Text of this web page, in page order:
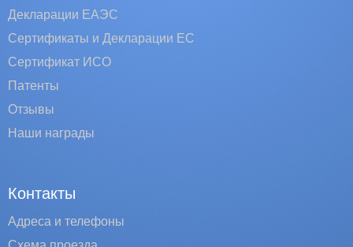
Декларации ЕАЭС
Сертификаты и Декларации EC
Сертификат ИСО
Патенты
Отзывы
Наши награды
Контакты
Адреса и телефоны